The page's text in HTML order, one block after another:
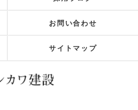
お問い合わせ
サイトマップ